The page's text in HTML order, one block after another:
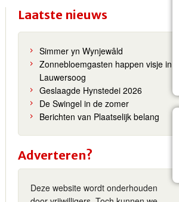
Laatste nieuws
Simmer yn Wynjewâld
Zonnebloemgasten happen visje in
Lauwersoog
Geslaagde Hynstedei 2026
De Swingel in de zomer
Berichten van Plaatselijk belang
Adverteren?
Deze website wordt onderhouden